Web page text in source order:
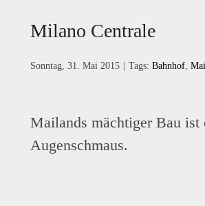
Milano Centrale
Sonntag, 31. Mai 2015 Tags: Bahnhof,
Mailands mächtiger Bau ist
Augenschmaus.